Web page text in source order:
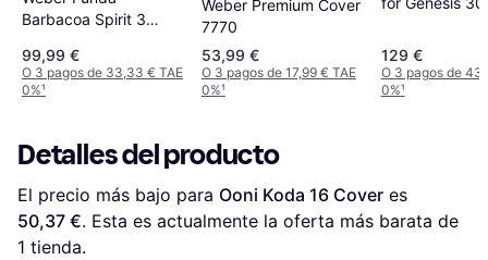
Barbacoa Spirit 3
99,99 €
O 3 pagos de 33,33 € TAE
0%¹
Weber Premium Cover
7770
53,99 €
O 3 pagos de 17,99 € TAE
0%¹
129 €
O 3 pagos de
0%¹
Detalles del producto
El precio más bajo para Ooni Koda 16 Cover
50,37 €. Esta es actualmente la oferta más barata de
1 tienda.